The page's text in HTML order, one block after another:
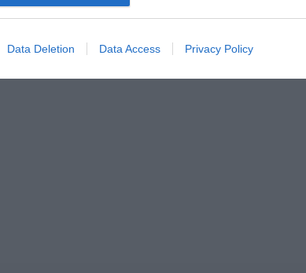
to enable storage related to functionality of the website
to enable storage related to personalization.
Data Deletion Data Access Privacy Policy